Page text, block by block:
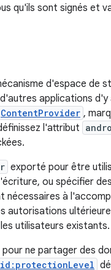
qu'ils sont signés et
d'espace de
applications
ContentProvider ,
l'attribut
exporté pour être
ou spécifier
à
autorisations
utilisateurs existants.
ne partager des